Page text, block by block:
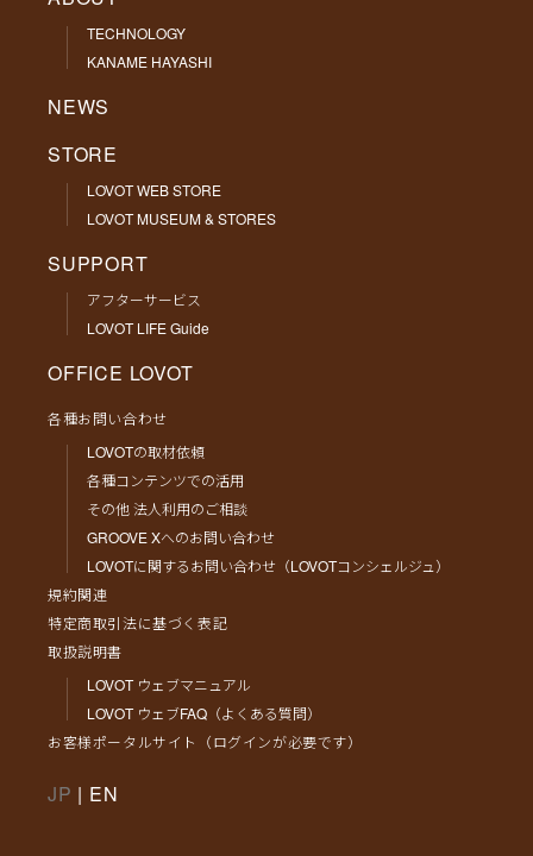
TECHNOLOGY
KANAME HAYASHI
NEWS
STORE
LOVOT WEB STORE
LOVOT MUSEUM & STORES
SUPPORT
アフターサービス
LOVOT LIFE Guide
OFFICE LOVOT
各種お問い合わせ
LOVOTの取材依頼
各種コンテンツでの活用
その他 法人利用のご相談
GROOVE Xへのお問い合わせ
LOVOTに関するお問い合わせ（LOVOTコンシェルジュ）
規約関連
特定商取引法に基づく表記
取扱説明書
LOVOT ウェブマニュアル
LOVOT ウェブFAQ（よくある質問）
お客様ポータルサイト（ログインが必要です）
JP | EN